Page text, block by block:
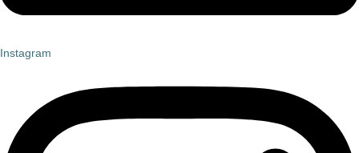
Instagram